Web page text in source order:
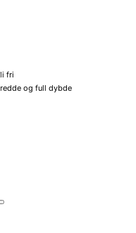
fri
og full dybde